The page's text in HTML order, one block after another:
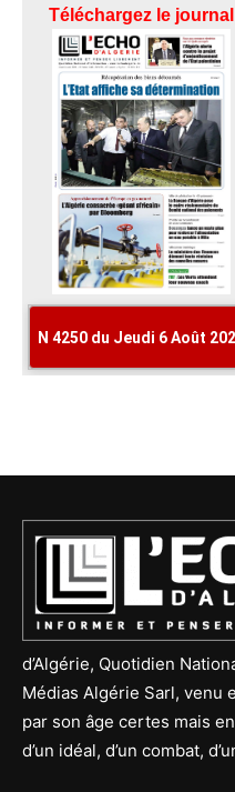
d’Algérie, Quotidien
Médias Algérie Sarl, venu
par son âge certes mais
d’un idéal, d’un combat,